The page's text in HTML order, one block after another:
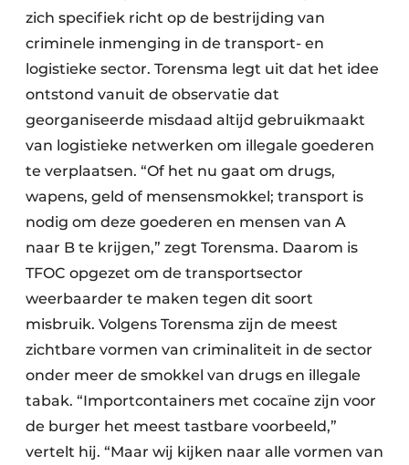
zich specifiek richt op de bestrijding van
criminele inmenging in de transport- en
logistieke sector. Torensma legt uit dat het idee
ontstond vanuit de observatie dat
georganiseerde misdaad altijd gebruikmaakt
van logistieke netwerken om illegale goederen
te verplaatsen. “Of het nu gaat om drugs,
wapens, geld of mensensmokkel; transport is
nodig om deze goederen en mensen van A
naar B te krijgen,” zegt Torensma. Daarom is
TFOC opgezet om de transportsector
weerbaarder te maken tegen dit soort
misbruik. Volgens Torensma zijn de meest
zichtbare vormen van criminaliteit in de sector
onder meer de smokkel van drugs en illegale
tabak. “Importcontainers met cocaïne zijn voor
de burger het meest tastbare voorbeeld,”
vertelt hij. “Maar wij kijken naar alle vormen van